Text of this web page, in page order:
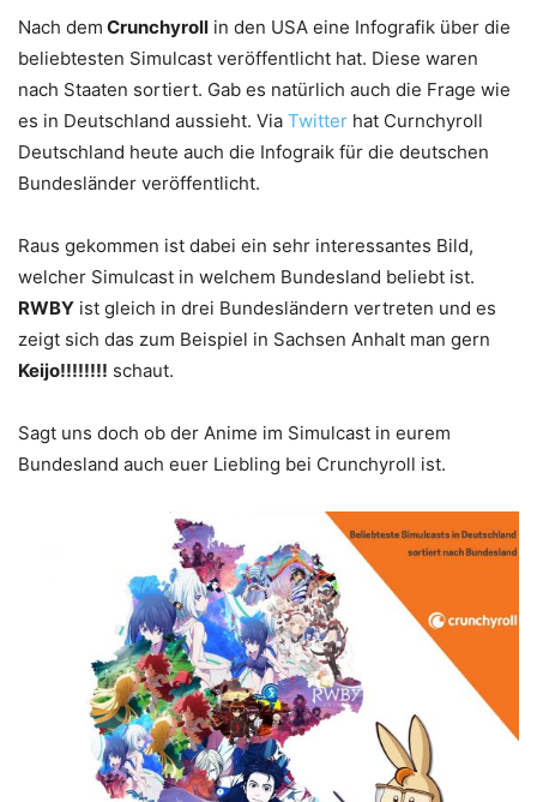
Nach dem Crunchyroll in den USA eine Infografik über die
beliebtesten Simulcast veröffentlicht hat. Diese waren
nach Staaten sortiert. Gab es natürlich auch die Frage wie
es in Deutschland aussieht. Via Twitter hat Curnchyroll
Deutschland heute auch die Infograik für die deutschen
Bundesländer veröffentlicht.
Raus gekommen ist dabei ein sehr interessantes Bild,
welcher Simulcast in welchem Bundesland beliebt ist.
RWBY ist gleich in drei Bundesländern vertreten und es
zeigt sich das zum Beispiel in Sachsen Anhalt man gern
Keijo!!!!!!!! schaut.
Sagt uns doch ob der Anime im Simulcast in eurem
Bundesland auch euer Liebling bei Crunchyroll ist.